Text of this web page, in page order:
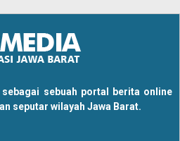
sebuah portal berita online
seputar wilayah Jawa Barat.